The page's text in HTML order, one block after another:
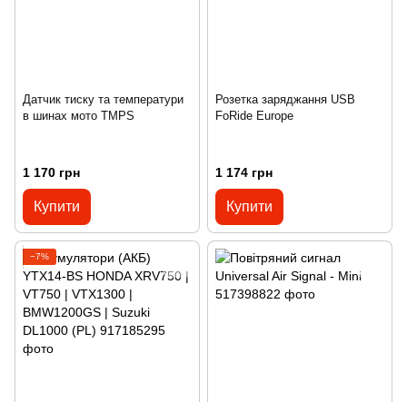
Датчик тиску та температури
в шинах мото TMPS
1 170 грн
Купити
Розетка заряджання USB
FoRide Europe
1 174 грн
Купити
−7%